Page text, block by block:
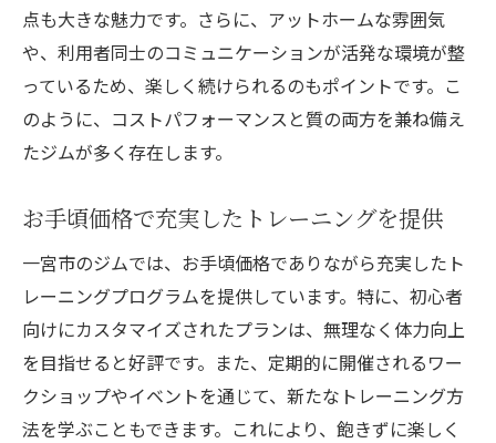
点も大きな魅力です。さらに、アットホームな雰囲気
や、利用者同士のコミュニケーションが活発な環境が整
っているため、楽しく続けられるのもポイントです。こ
のように、コストパフォーマンスと質の両方を兼ね備え
たジムが多く存在します。
お手頃価格で充実したトレーニングを提供
一宮市のジムでは、お手頃価格でありながら充実したト
レーニングプログラムを提供しています。特に、初心者
向けにカスタマイズされたプランは、無理なく体力向上
を目指せると好評です。また、定期的に開催されるワー
クショップやイベントを通じて、新たなトレーニング方
法を学ぶこともできます。これにより、飽きずに楽しく